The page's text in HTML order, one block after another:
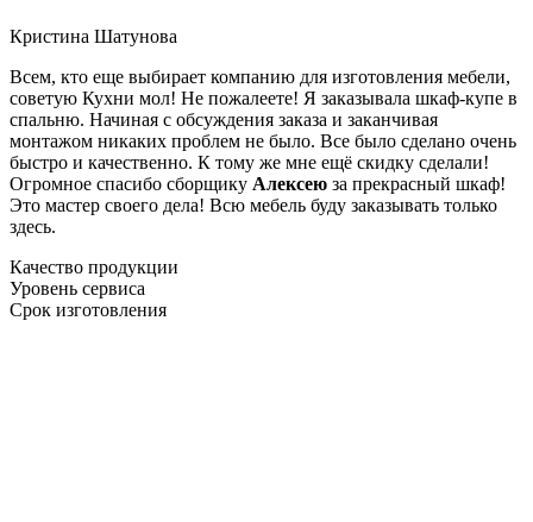
Кристина Шатунова
Всем, кто еще выбирает компанию для изготовления мебели,
советую Кухни мол! Не пожалеете! Я заказывала шкаф-купе в
спальню. Начиная с обсуждения заказа и заканчивая
монтажом никаких проблем не было. Все было сделано очень
быстро и качественно. К тому же мне ещё скидку сделали!
Огромное спасибо сборщику Алексею за прекрасный шкаф!
Это мастер своего дела! Всю мебель буду заказывать только
здесь.
Качество продукции
Уровень сервиса
Срок изготовления